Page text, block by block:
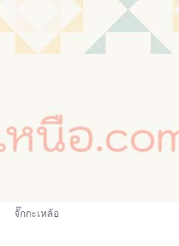
จั๊กกะเหล้อ